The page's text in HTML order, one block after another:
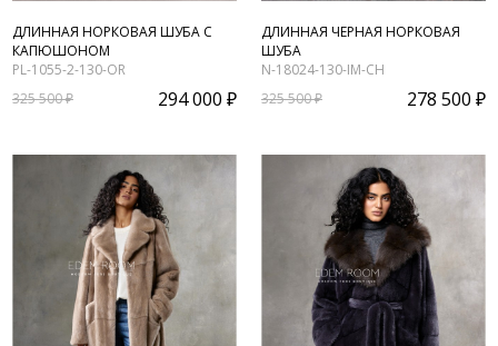
ДЛИННАЯ НОРКОВАЯ ШУБА С
КАПЮШОНОМ
PL-1055-2-130-OR
325 500 ₽
294 000 ₽
ДЛИННАЯ ЧЕРНАЯ НОРКОВАЯ
ШУБА
N-18024-130-IM-CH
325 500 ₽
278 500 ₽